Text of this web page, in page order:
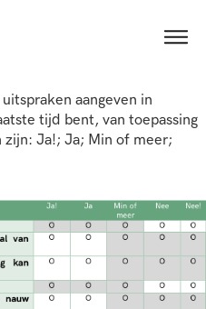
aangeven in
tijd bent, van toepassing
zijn: Ja!; Ja; Min of meer;